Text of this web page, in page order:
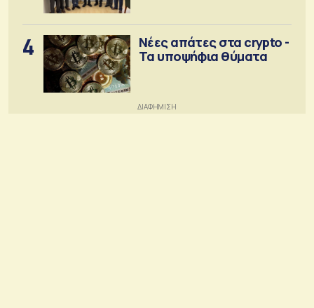
4
Νέες απάτες στα crypto -
Τα υποψήφια θύματα